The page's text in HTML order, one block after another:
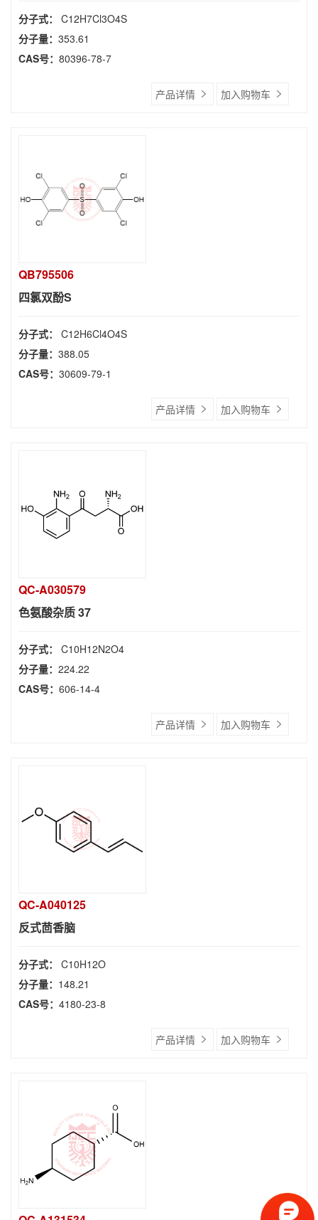
分子式： C12H7Cl3O4S
分子量： 353.61
CAS号： 80396-78-7
产品详情 加入购物车
QB795506
四氯双酚S
分子式： C12H6Cl4O4S
分子量： 388.05
CAS号： 30609-79-1
产品详情 加入购物车
QC-A030579
色氨酸杂质 37
分子式： C10H12N2O4
分子量： 224.22
CAS号： 606-14-4
产品详情 加入购物车
QC-A040125
反式茴香脑
分子式： C10H12O
分子量： 148.21
CAS号： 4180-23-8
产品详情 加入购物车